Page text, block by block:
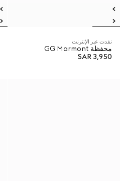
نفدت عبر الإنترنت
محفظة GG Marmont
SAR 3,950